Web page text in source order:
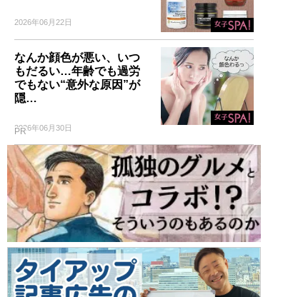
2026年06月22日
なんか顔色が悪い、いつ
もだるい…年齢でも過労
でもない“意外な原因”が
隠…
2026年06月30日
PR